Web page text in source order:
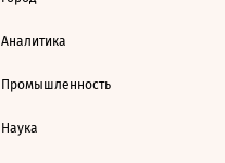
Аналитика
Промышленность
Наука